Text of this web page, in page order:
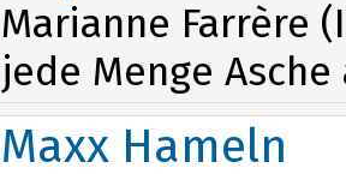
Marianne Farrère
jede Menge
Maxx Hameln